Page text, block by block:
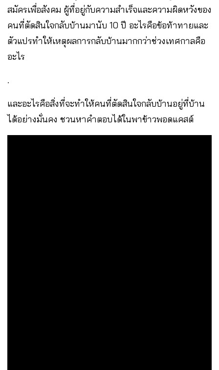
สมัครเพื่อสังคม ผู้ที่อยู่กับความสำเร็จและความผิดหวังของ
คนที่ตัดสินใจกลับบ้านมานับ 10 ปี อะไรคือข้อท้าทายและ
ตัวแปรทำให้เหตุผลการกลับบ้านมากกว่าช่วงเทศกาลคือ
อะไร
.
และอะไรคือสิ่งที่จะทำให้คนที่ตัดสินใจกลับบ้านอยู่ที่บ้าน
ได้อย่างมั่นคง ชวนหาคำตอบได้ในพาข้าวพอดแคสต์